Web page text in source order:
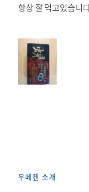
항상 잘 먹고있습니
우메켄 소개